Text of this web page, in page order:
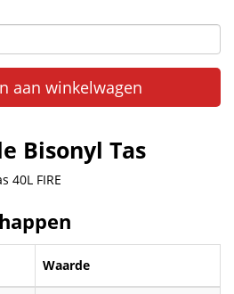
aan winkelwagen
Bisonyl Tas
40L FIRE
Waarde